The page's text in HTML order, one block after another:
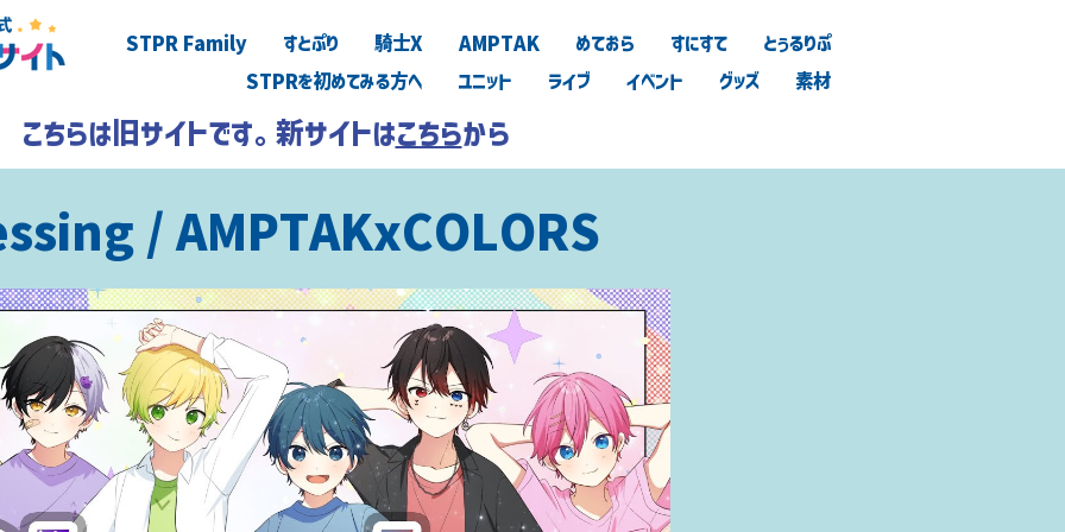
STPR Family すとぷり 騎士X AMPTAK めておら すにすて
とぅるりぷ
STPRを初めてみる方へ
ユニット ライブ イベント グッズ 素材
こちらは旧サイトです。新サイトはこちらから
/ AMPTAKxCOLORS